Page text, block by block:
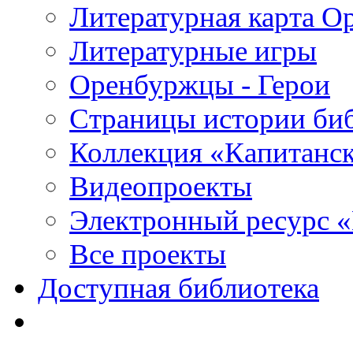
Литературная карта
Литературные игры
Оренбуржцы - Герои
Страницы истории
Коллекция
Видеопроекты
Электронный ресурс
Все проекты
Доступная библиотека